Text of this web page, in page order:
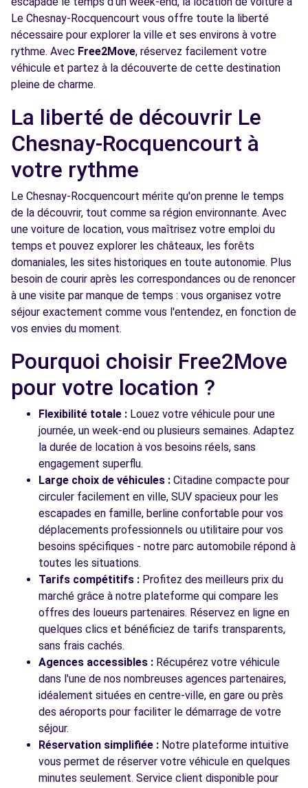
Free2Move Rent - GARAGE PATRICK THEUX
- NANTERRE (C)
8.4
km
119 RUE DES SUISSES
NANTERRE, 92000
Free2move Rent - VAUBAN AUTOMOBILE -
ST GERMAIN EN LAYE (P)
PLACE VAUBAN
ST GERMAIN EN LAYE, FR-78, 78100
Voir l'agence
Free2Move Rent - GARAGE VIOLAS -
SURESNES (C)
km
13 RUE DE ST-CLOUD
SURESNES, 92150
Le Chesnay-Rocquencourt vous offre toute la liberté
nécessaire pour explorer la ville et ses environs à votre
rythme. Avec Free2Move, réservez facilement votre
véhicule et partez à la découverte de cette destination
pleine de charme.
La liberté de découvrir Le
Chesnay-Rocquencourt à
votre rythme
Le Chesnay-Rocquencourt mérite qu'on prenne le temps
de la découvrir, tout comme sa région environnante. Avec
une voiture de location, vous maîtrisez votre emploi du
temps et pouvez explorer les châteaux, les forêts
domaniales, les sites historiques en toute autonomie. Plus
besoin de courir après les correspondances ou de renoncer
à une visite par manque de temps : vous organisez votre
séjour exactement comme vous l'entendez, en fonction de
vos envies du moment.
Pourquoi choisir Free2Move
pour votre location ?
Flexibilité totale : Louez votre véhicule pour une
journée, un week-end ou plusieurs semaines. Adaptez
la durée de location à vos besoins réels, sans
engagement superflu.
Large choix de véhicules : Citadine compacte pour
circuler facilement en ville, SUV spacieux pour les
escapades en famille, berline confortable pour vos
déplacements professionnels ou utilitaire pour vos
besoins spécifiques - notre parc automobile répond à
toutes les situations.
Tarifs compétitifs : Profitez des meilleurs prix du
marché grâce à notre plateforme qui compare les
offres des loueurs partenaires. Réservez en ligne en
quelques clics et bénéficiez de tarifs transparents,
sans frais cachés.
Agences accessibles : Récupérez votre véhicule
dans l'une de nos nombreuses agences partenaires,
idéalement situées en centre-ville, en gare ou près
des aéroports pour faciliter le démarrage de votre
séjour.
Réservation simplifiée : Notre plateforme intuitive
vous permet de réserver votre véhicule en quelques
minutes seulement. Service client disponible pour